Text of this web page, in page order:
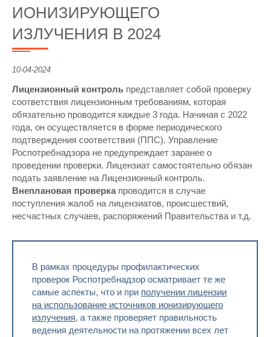
ИОНИЗИРУЮЩЕГО
ИЗЛУЧЕНИЯ В 2024
10-04-2024
Лицензионный контроль представляет собой проверку
соответствия лицензионным требованиям, которая
обязательно проводится каждые 3 года. Начиная с 2022
года, он осуществляется в форме периодического
подтверждения соответствия (ППС). Управление
Роспотребнадзора не предупреждает заранее о
проведении проверки. Лицензиат самостоятельно обязан
подать заявление на Лицензионный контроль.
Внеплановая проверкапроводится в случае
поступления жалоб на лицензиатов, происшествий,
несчастных случаев, распоряжений Правительства и т.д.
В рамках процедуры профилактических
проверок Роспотребнадзор осматривает те же
самые аспекты, что и при получении лицензии
на использование источников ионизирующего
излучения, а также проверяет правильность
ведения деятельности на протяжении всех лет